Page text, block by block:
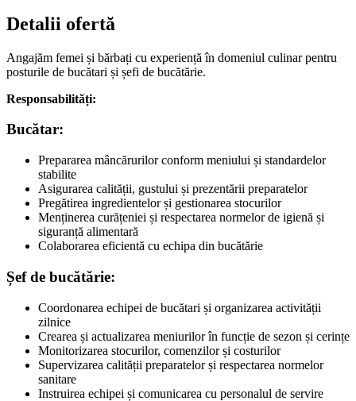
Detalii ofertă
Angajăm femei și bărbați cu experiență în domeniul culinar pentru
posturile de bucătari și șefi de bucătărie.
Responsabilități:
Bucătar:
Prepararea mâncărurilor conform meniului și standardelor
stabilite
Asigurarea calității, gustului și prezentării preparatelor
Pregătirea ingredientelor și gestionarea stocurilor
Menținerea curățeniei și respectarea normelor de igienă și
siguranță alimentară
Colaborarea eficientă cu echipa din bucătărie
Șef de bucătărie:
Coordonarea echipei de bucătari și organizarea activității
zilnice
Crearea și actualizarea meniurilor în funcție de sezon și cerințe
Monitorizarea stocurilor, comenzilor și costurilor
Supervizarea calității preparatelor și respectarea normelor
sanitare
Instruirea echipei și comunicarea cu personalul de servire